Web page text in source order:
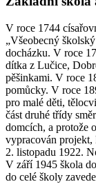
V roce 1744
„Všeobecný
docházku. V roce
dítka z Lučice,
pěšinkami. V roce
pomůcky. V roce
pro malé děti,
část druhé třídy
domcích, a protože
vypracován projekt,
2. listopadu 1922.
V září 1945 škola
do celé školy